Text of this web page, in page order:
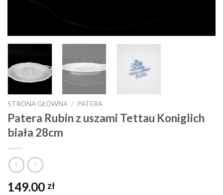
STRONA GŁÓWNA / PATERA
Patera Rubin z uszami Tettau Koniglich
biała 28cm
149.00 zł